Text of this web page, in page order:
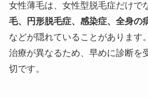
女性薄毛は、女性型脱毛症だけで
毛、円形脱毛症、感染症、全身の
などが隠れていることがあります
治療が異なるため、早めに診断を
切です。